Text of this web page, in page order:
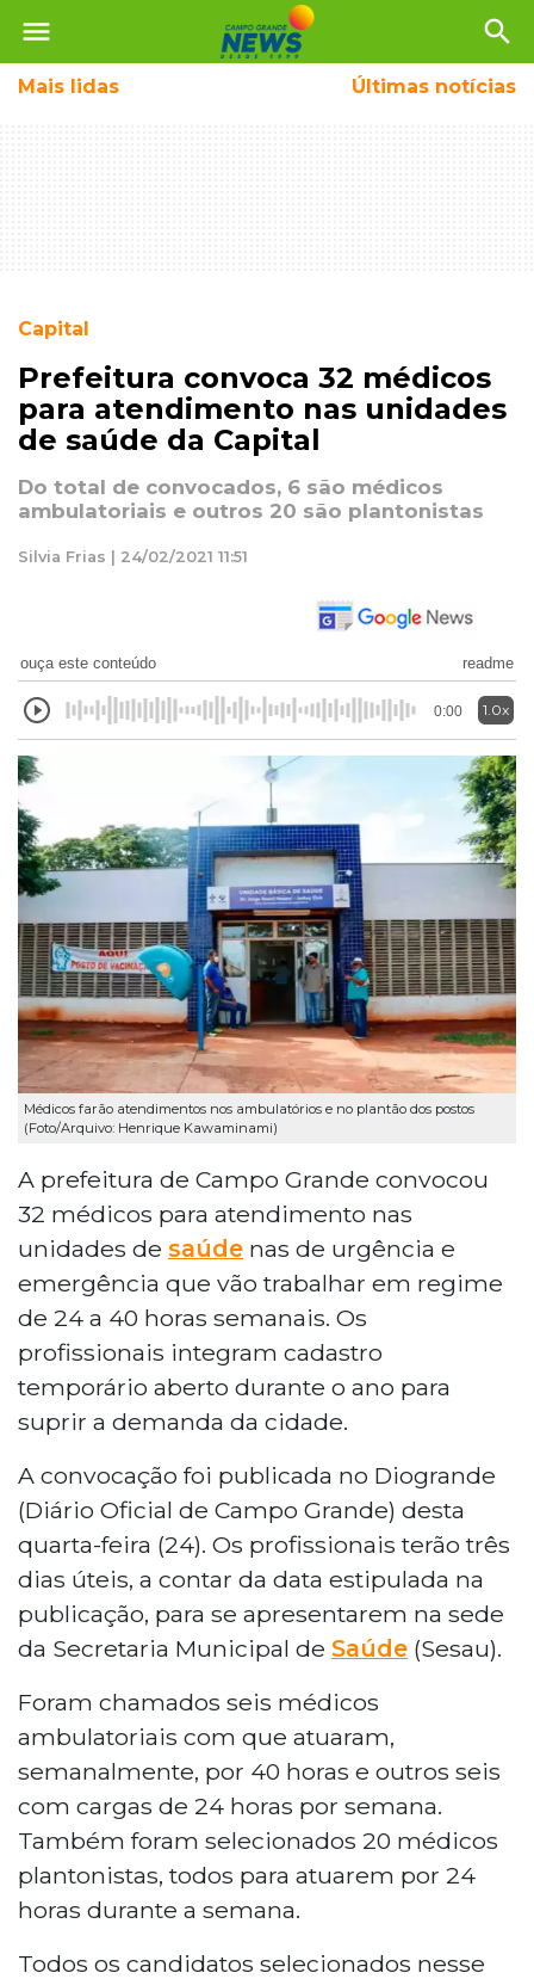
menu search
Mais lidas Últimas notícias
Capital
Prefeitura convoca 32 médicos
para atendimento nas unidades
de saúde da Capital
Do total de convocados, 6 são médicos
ambulatoriais e outros 20 são plantonistas
Silvia Frias | 24/02/2021 11:51
ouça este conteúdo readme
0:00 1.0x
Médicos farão atendimentos nos ambulatórios e no plantão dos postos
(Foto/Arquivo: Henrique Kawaminami)
A prefeitura de Campo Grande convocou
32 médicos para atendimento nas
unidades de saúde nas de urgência e
emergência que vão trabalhar em regime
de 24 a 40 horas semanais. Os
profissionais integram cadastro
temporário aberto durante o ano para
suprir a demanda da cidade.
A convocação foi publicada no Diogrande
(Diário Oficial de Campo Grande) desta
quarta-feira (24). Os profissionais terão três
dias úteis, a contar da data estipulada na
publicação, para se apresentarem na sede
da Secretaria Municipal de Saúde (Sesau).
Foram chamados seis médicos
ambulatoriais com que atuaram,
semanalmente, por 40 horas e outros seis
com cargas de 24 horas por semana.
Também foram selecionados 20 médicos
plantonistas, todos para atuarem por 24
horas durante a semana.
Todos os candidatos selecionados nesse